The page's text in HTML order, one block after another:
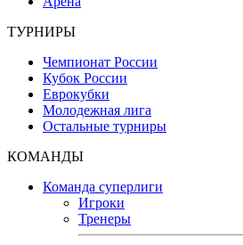
ТУРНИРЫ
Чемпионат России
Кубок России
Еврокубки
Молодежная лига
Остальные турниры
КОМАНДЫ
Команда суперлиги
Игроки
Тренеры